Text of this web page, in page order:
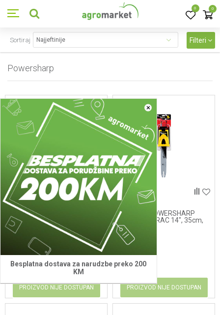
0 0
×
Besplatna dostava za narudzbe preko 200
KM
Powersharp
Sortiraj Filteri
Powersharp
542310 - POWERSHARP
MAC + OSTRAC 14", 35cm
(A041)
60,14
PROIZVOD NIJE DOSTUPAN
Powersharp
542311 - POWERSHARP
MAC + OSTRAC 14", 35cm,
(A074)
60,14
PROIZVOD NIJE DOSTUPAN